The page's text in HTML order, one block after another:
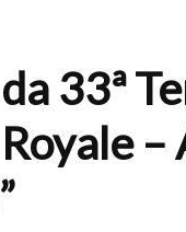
33ª
–